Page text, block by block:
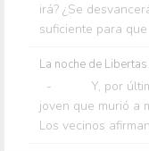
irá? ¿Se
suficiente para
La noche de Libertas
- Y, por último,
joven que murió a
Los vecinos